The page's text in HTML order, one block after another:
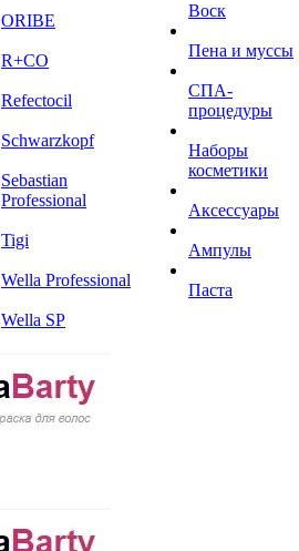
ORIBE
R+CO
Refectocil
Schwarzkopf
Sebastian
Professional
Tigi
Wella Professional
Wella SP
Воск
Пена и муссы
СПА-
процедуры
Наборы
косметики
Аксессуары
Ампулы
Паста